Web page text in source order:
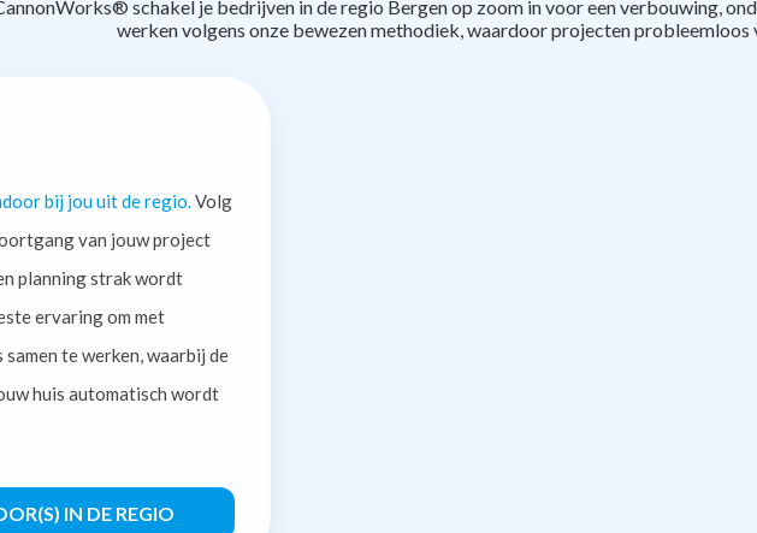
schakel je bedrijven in de regio Bergen op zoom in voor een verbouwing,
werken volgens onze bewezen methodiek, waardoor projecten probleemloos
bij jou uit de regio. Volg
van jouw project
planning strak wordt
ervaring om met
te werken, waarbij de
huis automatisch wordt
IN DE REGIO